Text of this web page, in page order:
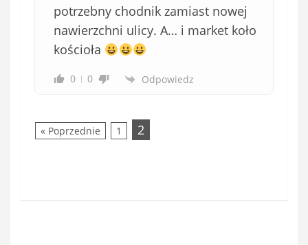
potrzebny chodnik zamiast nowej
nawierzchni ulicy. A… i market koło
kościoła
0 0 Odpowiedz
« Poprzednie 1 2